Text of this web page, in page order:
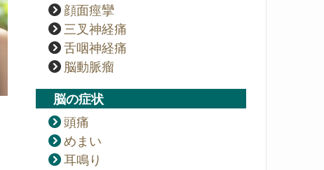
顔面痙攣
三叉神経痛
舌咽神経痛
脳動脈瘤
脳の症状
頭痛
めまい
耳鳴り